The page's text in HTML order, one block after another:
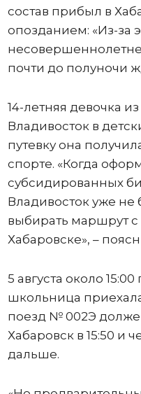
состав прибыл в
опозданием: «Из-за
почти до полуночи
14-летняя девочка
Владивосток в
путевку она
спорте. «Когда
субсидированных
Владивосток уже
выбирать маршрут
Хабаровске», –
5 августа около
школьница
поезд № 002Э
Хабаровск в 15:50 и
дальше.